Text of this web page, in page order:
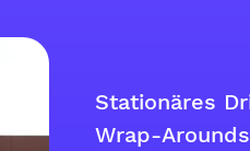
Stationäres
Wrap-